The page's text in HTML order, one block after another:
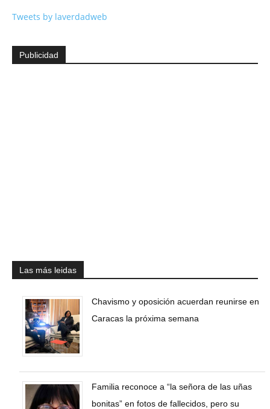
Tweets by laverdadweb
Publicidad
Las más leidas
Chavismo y oposición acuerdan reunirse en
Caracas la próxima semana
Familia reconoce a “la señora de las uñas
bonitas” en fotos de fallecidos, pero su